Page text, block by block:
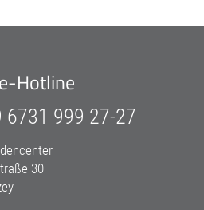
Hotline
999 27-27
30